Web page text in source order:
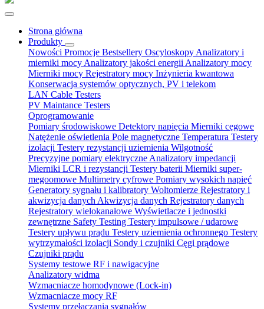
Strona główna
Produkty
Nowości Promocje Bestsellery Oscyloskopy Analizatory i
mierniki mocy Analizatory jakości energii Analizatory mocy
Mierniki mocy Rejestratory mocy Inżynieria kwantowa
Konserwacja systemów optycznych, PV i telekom
LAN Cable Testers
PV Maintance Testers
Oprogramowanie
Pomiary środowiskowe Detektory napięcia Mierniki cęgowe
Natężenie oświetlenia Pole magnetyczne Temperatura Testery
izolacji Testery rezystancji uziemienia Wilgotność
Precyzyjne pomiary elektryczne Analizatory impedancji
Mierniki LCR i rezystancji Testery baterii Mierniki super-
megoomowe Multimetry cyfrowe Pomiary wysokich napięć
Generatory sygnału i kalibratory Woltomierze Rejestratory i
akwizycja danych Akwizycja danych Rejestratory danych
Rejestratory wielokanałowe Wyświetlacze i jednostki
zewnętrzne Safety Testing Testery impulsowe / udarowe
Testery upływu prądu Testery uziemienia ochronnego Testery
wytrzymałości izolacji Sondy i czujniki Cęgi prądowe
Czujniki prądu
Systemy testowe RF i nawigacyjne
Analizatory widma
Wzmacniacze homodynowe (Lock‑in)
Wzmacniacze mocy RF
Systemy przełączania sygnałów